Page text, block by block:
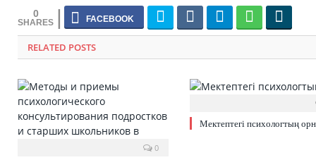
0
RELATED POSTS
0
Мектептегі психологтың